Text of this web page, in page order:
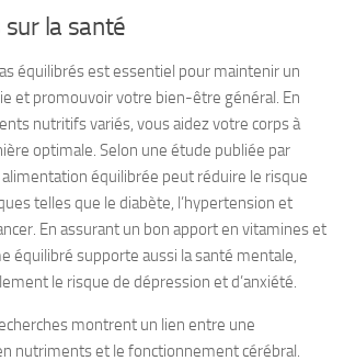
la santé
équilibrésest essentiel pour maintenir un
et promouvoir votre bien-être général. En
nutritifs variés, vous aidez votre corps à
optimale. Selon une étude publiée par
alimentation équilibrée peut réduire le risque
telles que le diabète, l’hypertension et
En assurant un bon apport en vitamines et
équilibré supporte aussi la santé mentale,
le risque de dépression et d’anxiété.
montrent un lien entre une
nutriments et le fonctionnement cérébral.